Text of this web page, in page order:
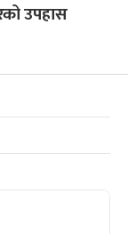
उपहास